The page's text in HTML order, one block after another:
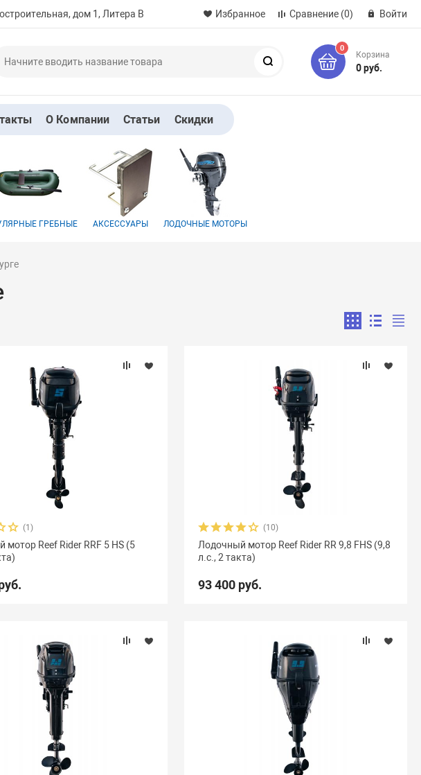
дом 1, Литера B Избранное Сравнение (0) Войти
0
Корзина
0 руб.
О Компании Статьи Скидки
ГРЕБНЫЕ АКСЕССУАРЫ ЛОДОЧНЫЕ МОТОРЫ
(1)
мотор Reef Rider RRF 5 HS (5
(10)
Лодочный мотор Reef Rider RR 9,8 FHS (9,8
л.с., 2 такта)
93 400 руб.